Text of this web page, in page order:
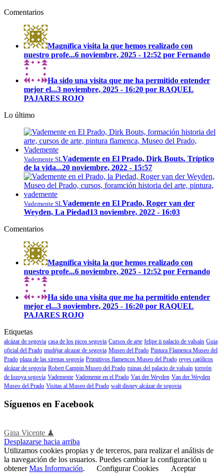
Comentarios
Magnífica visita la que hemos realizado con
nuestro profe...6 noviembre, 2025 - 12:52 por Fernando
Ha sido una visita que me ha permitido entender
mejor el...3 noviembre, 2025 - 16:20 por RAQUEL
PAJARES ROJO
Lo último
Vademente SLVademente en El Prado, Dirk Bouts. Tríptico
de la vida...20 noviembre, 2022 - 15:57
Vademente SLVademente en El Prado, Roger van der
Weyden, La Piedad13 noviembre, 2022 - 16:03
Comentarios
Magnífica visita la que hemos realizado con
nuestro profe...6 noviembre, 2025 - 12:52 por Fernando
Ha sido una visita que me ha permitido entender
mejor el...3 noviembre, 2025 - 16:20 por RAQUEL
PAJARES ROJO
Etiquetas
alcázar de segovia casa de los picos segovia Cursos de arte felipe ii palacio de valsaín Guia
oficial del Prado mudéjar alcazar de segovia Museo del Prado Pintura Flamenca Museo del
Prado plaza de las sirenas segovía Primitivos flamencos Museo del Prado reyes católicos
alcázar de segovia Robert Campin Museo del Prado ruinas del palacio de valsaín torreón
de lozoya segovía Vademente Vademente en el Prado Van der Weyden Van der Weyden
Museo del Prado Visitas al Museo del Prado walt disney alcázar de segovia
Síguenos en Facebook
Gina Vicente ♟
Desplazarse hacia arriba
Utilizamos cookies propias y de terceros, para realizar el análisis de
la navegación de los usuarios. Puedes cambiar la configuración u
obtenerMas Información. Configurar Cookies
Aceptar